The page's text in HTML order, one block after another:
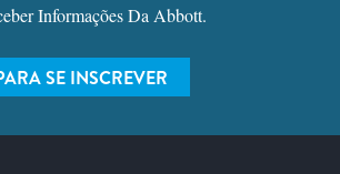
Informações Da Abbott.
SE INSCREVER